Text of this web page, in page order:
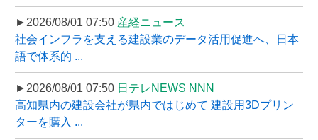
►2026/08/01 07:50 産経ニュース
社会インフラを支える建設業のデータ活用促進へ、日本
語で体系的 ...
►2026/08/01 07:50 日テレNEWS NNN
高知県内の建設会社が県内ではじめて 建設用3Dプリン
ターを購入 ...